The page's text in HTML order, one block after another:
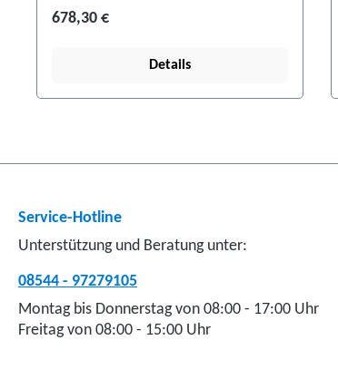
678,30 €
Details
Service-Hotline
Unterstützung und Beratung unter:
08544 - 97279105
Montag bis Donnerstag von 08:00 - 17:00 Uhr
Freitag von 08:00 - 15:00 Uhr